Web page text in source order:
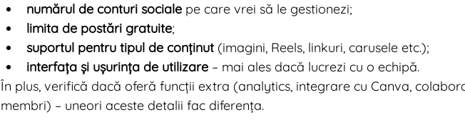
numărul de conturi sociale pe care vrei să le gestionezi;
limita de postări gratuite;
suportul pentru tipul de conținut (imagini, Reels, linkuri, carusele etc.);
interfața și ușurința de utilizare – mai ales dacă lucrezi cu o echipă.
În plus, verifică dacă oferă funcții extra (analytics, integrare cu Canva,
membri) – uneori aceste detalii fac diferența.